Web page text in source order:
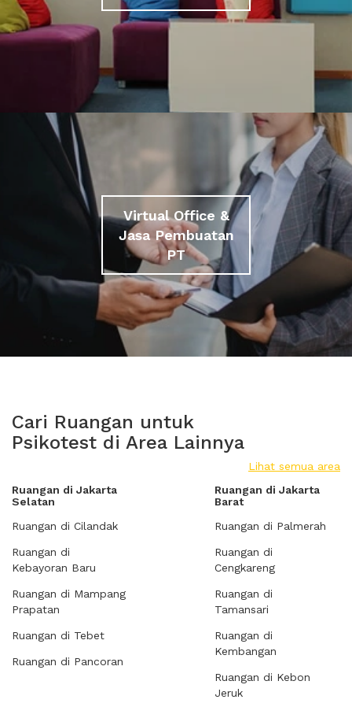
Virtual Office &
Jasa Pembuatan
PT
Cari Ruangan untuk
Psikotest di Area Lainnya
Lihat semua area
Ruangan di Jakarta
Selatan
Ruangan di Cilandak
Ruangan di
Kebayoran Baru
Ruangan di Mampang
Prapatan
Ruangan di Tebet
Ruangan di Pancoran
Ruangan di Jakarta
Barat
Ruangan di Palmerah
Ruangan di
Cengkareng
Ruangan di
Tamansari
Ruangan di
Kembangan
Ruangan di Kebon
Jeruk